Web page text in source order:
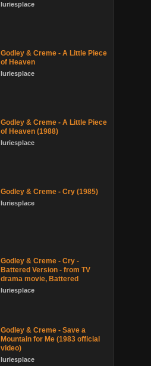
luriesplace
Godley & Creme - A Little Piece
of Heaven
luriesplace
Godley & Creme - A Little Piece
of Heaven (1988)
luriesplace
Godley & Creme - Cry (1985)
luriesplace
Godley & Creme - Cry -
Battered Version - from TV
drama movie, Battered
luriesplace
Godley & Creme - Save a
Mountain for Me (1983 official
video)
luriesplace